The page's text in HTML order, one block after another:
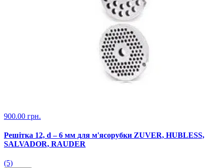
900.00 грн.
Решітка 12, d – 6 мм для м'ясорубки ZUVER, HUBLESS,
SALVADOR, RAUDER
(5)